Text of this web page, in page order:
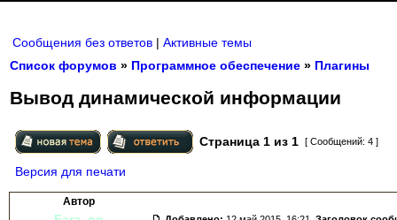
Сообщения без ответов | Активные темы
Список форумов » Программное обеспечение » Плагины
Вывод динамической информации
Страница 1 из 1 [ Сообщений: 4 ]
Версия для печати
Автор